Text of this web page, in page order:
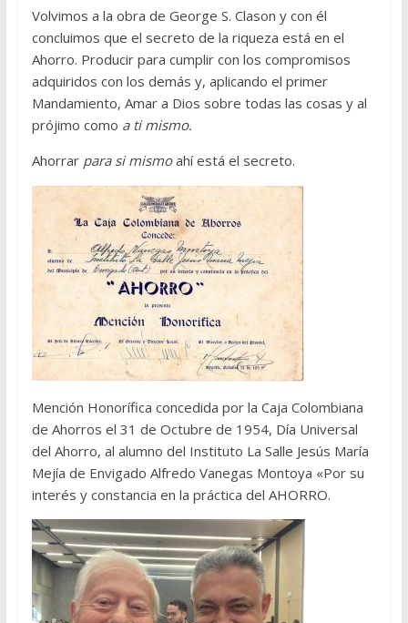
Volvimos a la obra de George S. Clason y con él
concluimos que el secreto de la riqueza está en el
Ahorro. Producir para cumplir con los compromisos
adquiridos con los demás y, aplicando el primer
Mandamiento, Amar a Dios sobre todas las cosas y al
prójimo como a ti mismo.
Ahorrar para si mismoahí está el secreto.
Mención Honorífica concedida por la Caja Colombiana
de Ahorros el 31 de Octubre de 1954, Día Universal
del Ahorro, al alumno del Instituto La Salle Jesús María
Mejía de Envigado Alfredo Vanegas Montoya «Por su
interés y constancia en la práctica del AHORRO.